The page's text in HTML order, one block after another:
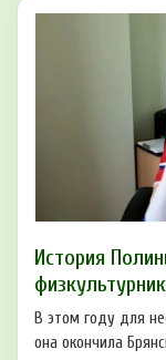
История
В этом году для
она окончила